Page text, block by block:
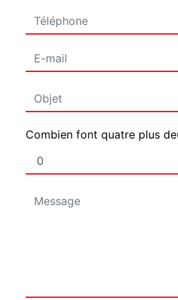
Combien font quatre plus